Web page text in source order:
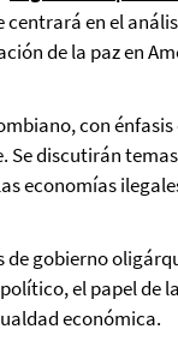
centrará en el
de la paz en
con énfasis
Se discutirán
economías
de gobierno
el papel de
económica.